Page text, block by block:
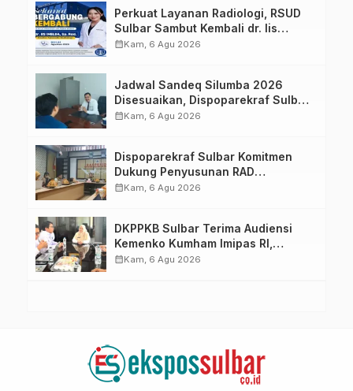
Perkuat Layanan Radiologi, RSUD
Sulbar Sambut Kembali dr. Iis
Imelda, Sp.Rad
calendar_monthKam, 6 Agu 2026
Jadwal Sandeq Silumba 2026
Disesuaikan, Dispoparekraf Sulbar
Pastikan Persiapan Tetap
calendar_monthKam, 6 Agu 2026
Dispoparekraf Sulbar Komitmen
Dukung Penyusunan RAD
TPB/SDGs Sulawesi Barat
calendar_monthKam, 6 Agu 2026
DKPPKB Sulbar Terima Audiensi
Kemenko Kumham Imipas RI,
Perkuat Pelayanan Kesehatan bagi
calendar_monthKam, 6 Agu 2026